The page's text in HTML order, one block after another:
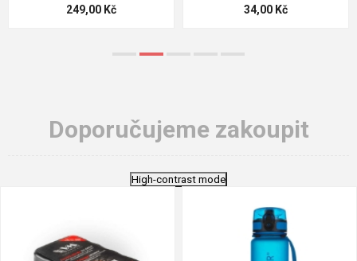
124,00 Kč 18,70 Kč
Doporučujeme zakoupit
High-contrast mode